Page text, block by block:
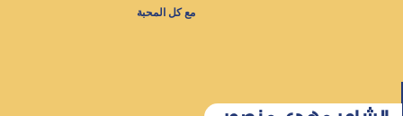
مع كل المحبة